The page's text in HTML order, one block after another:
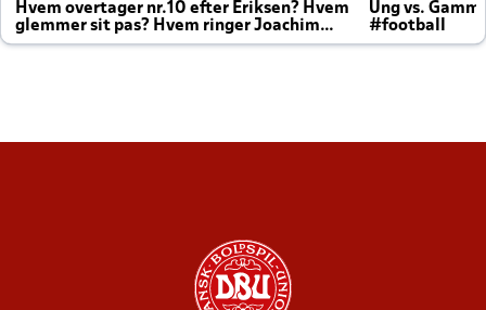
Hvem overtager nr.10 efter Eriksen? Hvem
glemmer sit pas? Hvem ringer Joachim
altid til efter kampe?
Ung vs.
#football